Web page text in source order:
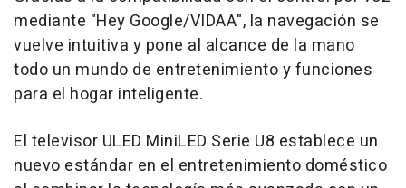
mediante "Hey Google/VIDAA", la navegación se
vuelve intuitiva y pone al alcance de la mano
todo un mundo de entretenimiento y funciones
para el hogar inteligente.
El televisor ULED MiniLED Serie U8 establece un
nuevo estándar en el entretenimiento doméstico